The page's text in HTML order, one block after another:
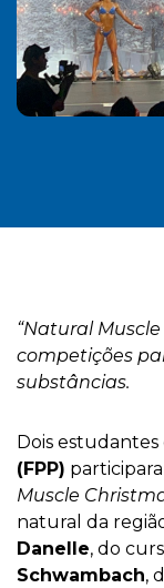
“Natural
competições
substâncias.
Dois estudantes
(FPP)
Muscle
natural da
Danelle, do
Schwambach,